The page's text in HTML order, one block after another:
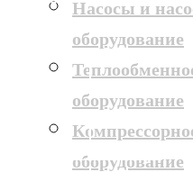
ЗАКАЗАТЬ ЗВОНОК
Насосы и
оборудование
оборудование
оборудование